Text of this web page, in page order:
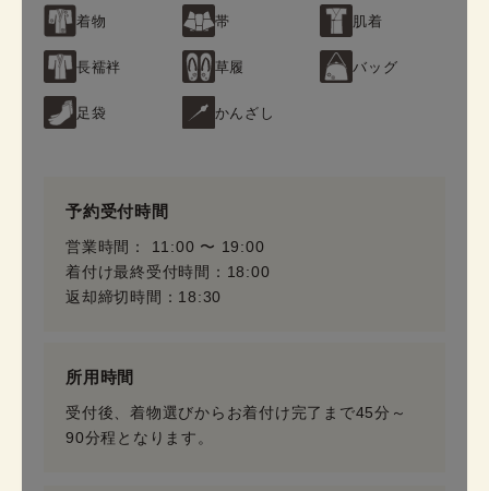
着物 帯 肌着
長襦袢 草履 バッグ
足袋 かんざし
予約受付時間
営業時間： 11:00 〜 19:00
着付け最終受付時間：18:00
返却締切時間：18:30
所用時間
受付後、着物選びからお着付け完了まで45分～
90分程となります。